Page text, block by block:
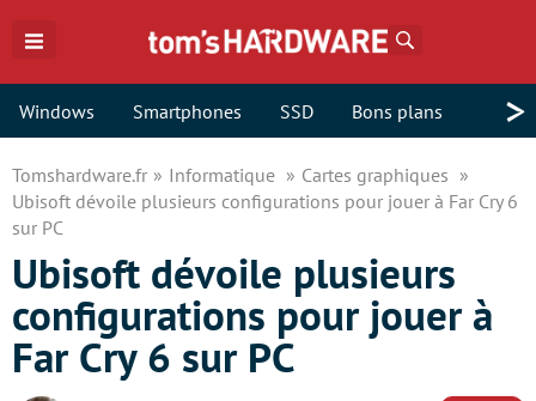
Windows Smartphones SSD Bons plans >
Tomshardware.fr Informatique
Cartes graphiques
Ubisoft dévoile plusieurs configurations pour jouer à Far Cry 6
sur PC
Ubisoft dévoile plusieurs
configurations pour jouer à
Far Cry 6 sur PC